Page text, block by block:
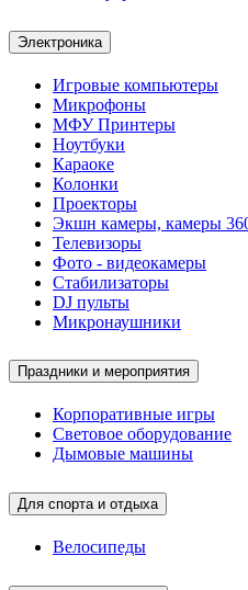
Электроника
Игровые компьютеры
Микрофоны
МФУ Принтеры
Ноутбуки
Караоке
Колонки
Проекторы
Экшн камеры, камеры
Телевизоры
Фото - видеокамеры
Стабилизаторы
DJ пульты
Микронаушники
Праздники и мероприятия
Корпоративные игры
Световое оборудование
Дымовые машины
Для спорта и отдыха
Велосипеды